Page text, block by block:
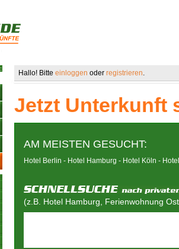
Hallo! Bitte einloggen oder registrieren.
Jetzt Unterkunft
AM MEISTEN GESUCHT:
Hotel Berlin - Hotel Hamburg - Hotel Köln -
(z.B. Hotel Hamburg, Ferienwohnung